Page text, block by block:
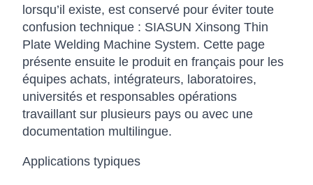
lorsqu’il existe, est conservé pour éviter toute
confusion technique : SIASUN Xinsong Thin
Plate Welding Machine System. Cette page
présente ensuite le produit en français pour les
équipes achats, intégrateurs, laboratoires,
universités et responsables opérations
travaillant sur plusieurs pays ou avec une
documentation multilingue.
Applications typiques